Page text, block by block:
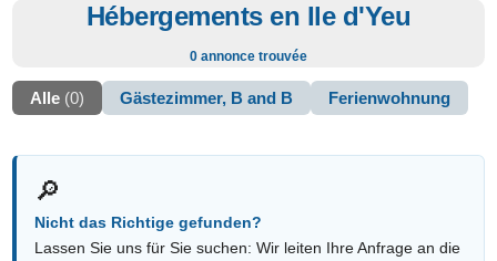
Hébergements en Ile d'Yeu
0 annonce trouvée
Alle (0) Gästezimmer, B and B Ferienwohnung
🔎
Nicht das Richtige gefunden?
Lassen Sie uns für Sie suchen: Wir leiten Ihre Anfrage an die